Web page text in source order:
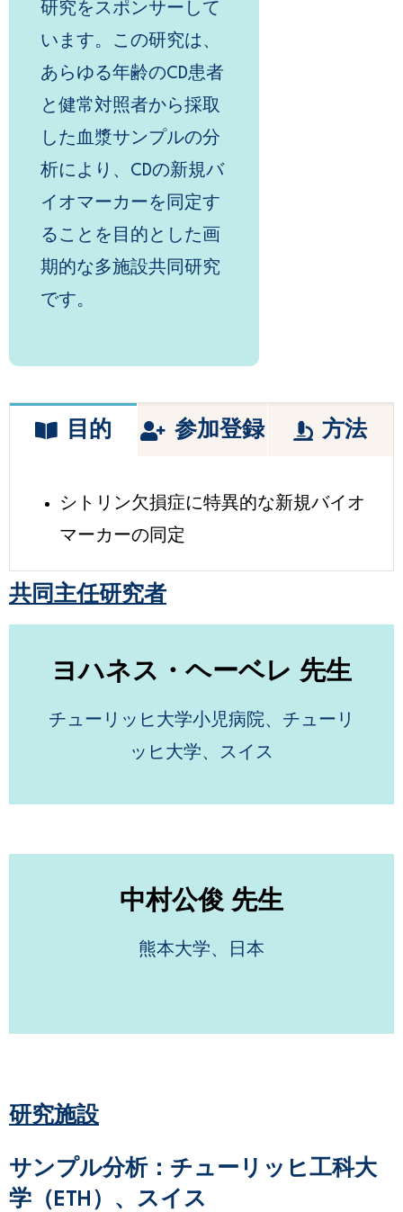
研究をスポンサーして
います。この研究は、
あらゆる年齢のCD患者
と健常対照者から採取
した血漿サンプルの分
析により、CDの新規バ
イオマーカーを同定す
ることを目的とした画
期的な多施設共同研究
です。
目的 参加登録 方法
シトリン欠損症に特異的な新規バイオ
マーカーの同定
共同主任研究者
ヨハネス・ヘーベレ 先生
チューリッヒ大学小児病院、チューリ
ッヒ大学、スイス
中村公俊 先生
熊本大学、日本
研究施設
サンプル分析： チューリッヒ工科大
学（ETH）、スイス